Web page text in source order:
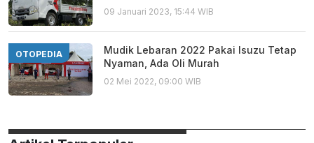
09 Januari 2023, 15:44 WIB
OTOPEDIA
Mudik Lebaran 2022 Pakai Isuzu Tetap
Nyaman, Ada Oli Murah
02 Mei 2022, 09:00 WIB